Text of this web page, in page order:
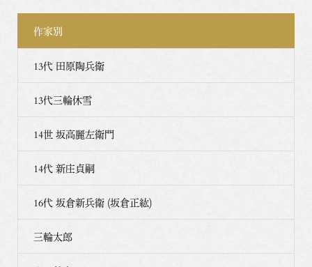
作家別
13代 田原陶兵衛
13代三輪休雪
14世 坂高麗左衛門
14代 新庄貞嗣
16代 坂倉新兵衛 (坂倉正紘)
三輪太郎